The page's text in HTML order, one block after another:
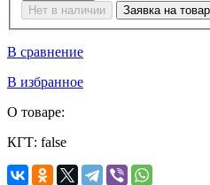
Нет в наличии
Заявка на товар
В сравнение
В избранное
О товаре:
КГТ: false